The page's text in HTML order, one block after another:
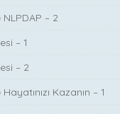
NLPDAP – 2
– 1
– 2
Kazanın – 1